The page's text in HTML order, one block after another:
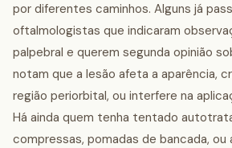
por diferentes caminhos. Alguns já
oftalmologistas que indicaram
palpebral e querem segunda opinião
notam que a lesão afeta a aparência,
região periorbital, ou interfere na
Há ainda quem tenha tentado
compressas, pomadas de bancada, ou